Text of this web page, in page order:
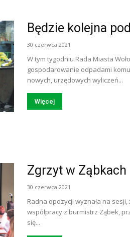
Będzie kolejna
30 czerwca 2021
W tym tygodniu Rada Miasta
gospodarowanie odpadami
nowych, urzędowych wyliczeń...
Więcej
Zgrzyt w Ząbkach
30 czerwca 2021
Radna opozycji wyznała na
współpracy z burmistrz Ząbek,
się...